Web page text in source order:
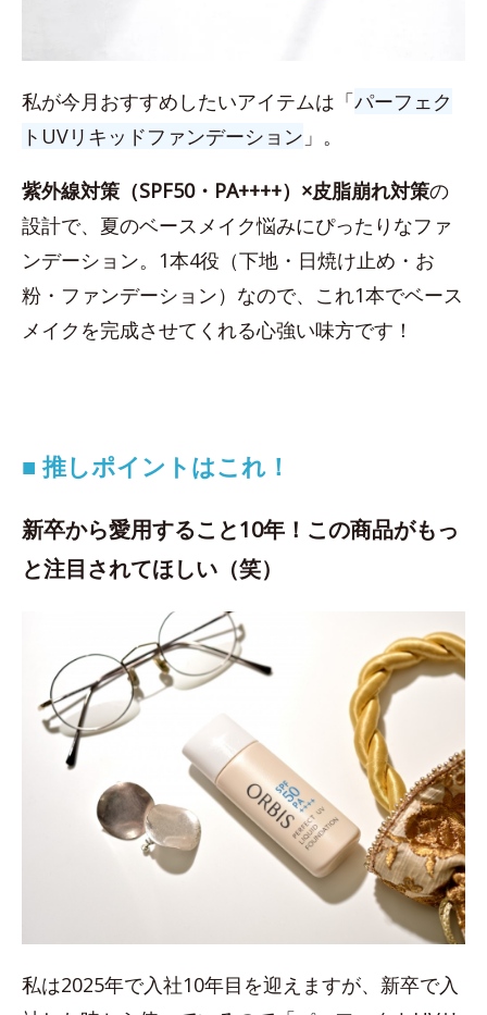
私が今月おすすめしたいアイテムは「パーフェク
トUVリキッドファンデーション 」。
紫外線対策（SPF50・PA++++）×皮脂崩れ対策の
設計で、夏のベースメイク悩みにぴったりなファ
ンデーション。1本4役（下地・日焼け止め・お
粉・ファンデーション）なので、これ1本でベース
メイクを完成させてくれる心強い味方です！
■ 推しポイントはこれ！
新卒から愛用すること10年！この商品がもっ
と注目されてほしい（笑）
私は2025年で入社10年目を迎えますが、新卒で入